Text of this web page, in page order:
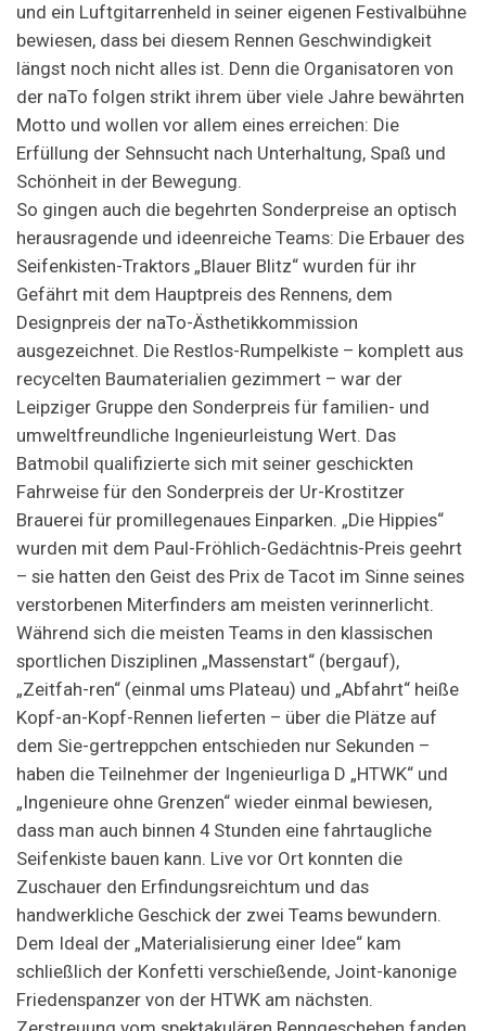
und ein Luftgitarrenheld in seiner eigenen Festivalbühne
bewiesen, dass bei diesem Rennen Geschwindigkeit
längst noch nicht alles ist. Denn die Organisatoren von
der naTo folgen strikt ihrem über viele Jahre bewährten
Motto und wollen vor allem eines erreichen: Die
Erfüllung der Sehnsucht nach Unterhaltung, Spaß und
Schönheit in der Bewegung.
So gingen auch die begehrten Sonderpreise an optisch
herausragende und ideenreiche Teams: Die Erbauer des
Seifenkisten-Traktors „Blauer Blitz“ wurden für ihr
Gefährt mit dem Hauptpreis des Rennens, dem
Designpreis der naTo-Ästhetikkommission
ausgezeichnet. Die Restlos-Rumpelkiste – komplett aus
recycelten Baumaterialien gezimmert – war der
Leipziger Gruppe den Sonderpreis für familien- und
umweltfreundliche Ingenieurleistung Wert. Das
Batmobil qualifizierte sich mit seiner geschickten
Fahrweise für den Sonderpreis der Ur-Krostitzer
Brauerei für promillegenaues Einparken. „Die Hippies“
wurden mit dem Paul-Fröhlich-Gedächtnis-Preis geehrt
– sie hatten den Geist des Prix de Tacot im Sinne seines
verstorbenen Miterfinders am meisten verinnerlicht.
Während sich die meisten Teams in den klassischen
sportlichen Disziplinen „Massenstart“ (bergauf),
„Zeitfah-ren“ (einmal ums Plateau) und „Abfahrt“ heiße
Kopf-an-Kopf-Rennen lieferten – über die Plätze auf
dem Sie-gertreppchen entschieden nur Sekunden –
haben die Teilnehmer der Ingenieurliga D „HTWK“ und
„Ingenieure ohne Grenzen“ wieder einmal bewiesen,
dass man auch binnen 4 Stunden eine fahrtaugliche
Seifenkiste bauen kann. Live vor Ort konnten die
Zuschauer den Erfindungsreichtum und das
handwerkliche Geschick der zwei Teams bewundern.
Dem Ideal der „Materialisierung einer Idee“ kam
schließlich der Konfetti verschießende, Joint-kanonige
Friedenspanzer von der HTWK am nächsten.